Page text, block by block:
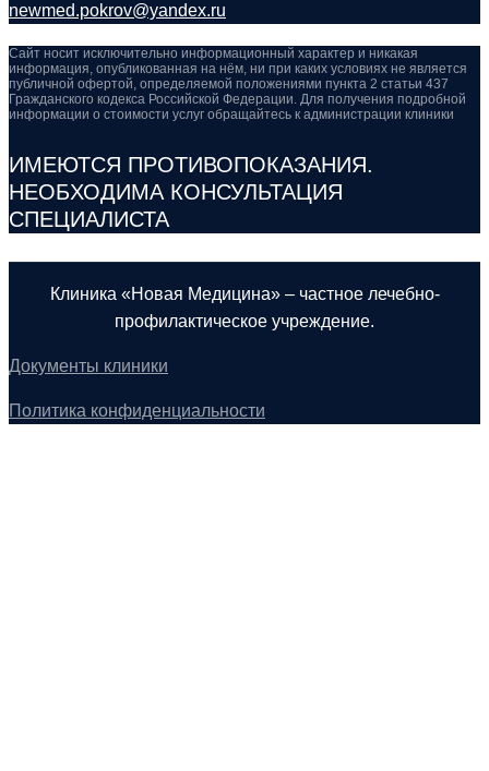
newmed.pokrov@yandex.ru
Сайт носит исключительно информационный характер и никакая
информация, опубликованная на нём, ни при каких условиях не является
публичной офертой, определяемой положениями пункта 2 статьи 437
Гражданского кодекса Российской Федерации. Для получения подробной
информации о стоимости услуг обращайтесь к администрации клиники
ИМЕЮТСЯ ПРОТИВОПОКАЗАНИЯ.
НЕОБХОДИМА КОНСУЛЬТАЦИЯ
СПЕЦИАЛИСТА
Клиника «Новая Медицина» – частное лечебно-
профилактическое учреждение.
Документы клиники
Политика конфиденциальности